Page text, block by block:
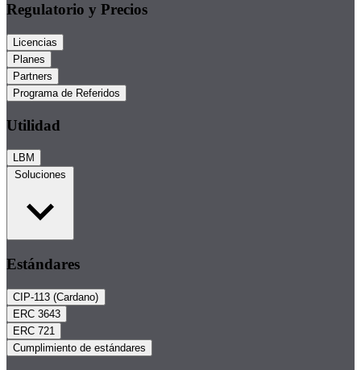
Regulatorio y Precios
Licencias
Planes
Partners
Programa de Referidos
Utilidad
LBM
Soluciones
Estándares
CIP-113 (Cardano)
ERC 3643
ERC 721
Cumplimiento de estándares